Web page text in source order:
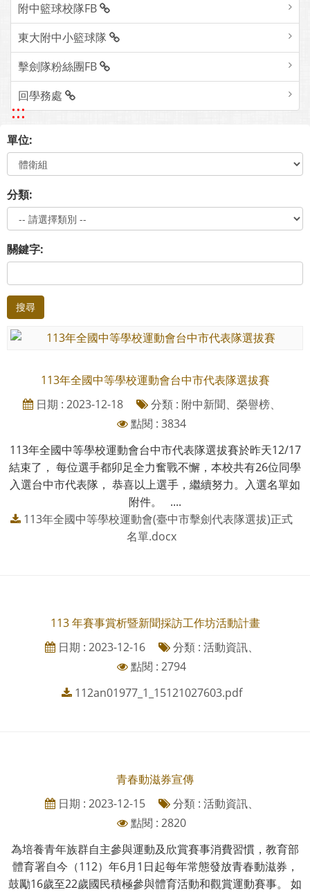
附中籃球校隊FB
東大附中小籃球隊
擊劍隊粉絲團FB
回學務處
:::
單位:
分類:
關鍵字:
搜尋
113年全國中等學校運動會台中市代表隊選拔賽
日期 : 2023-12-18
分類 : 附中新聞、榮譽榜、
點閱 : 3834
113年全國中等學校運動會台中市代表隊選拔賽於昨天12/17
結束了， 每位選手都卯足全力奮戰不懈，本校共有26位同學
入選台中市代表隊， 恭喜以上選手，繼續努力。入選名單如
附件。 ....
113年全國中等學校運動會(臺中市擊劍代表隊選拔)正式
名單.docx
113 年賽事賞析暨新聞採訪工作坊活動計畫
日期 : 2023-12-16
分類 : 活動資訊、
點閱 : 2794
112an01977_1_15121027603.pdf
青春動滋券宣傳
日期 : 2023-12-15
分類 : 活動資訊、
點閱 : 2820
為培養青年族群自主參與運動及欣賞賽事消費習慣，教育部
體育署自今（112）年6月1日起每年常態發放青春動滋券，
鼓勵16歲至22歲國民積極參與體育活動和觀賞運動賽事。 如